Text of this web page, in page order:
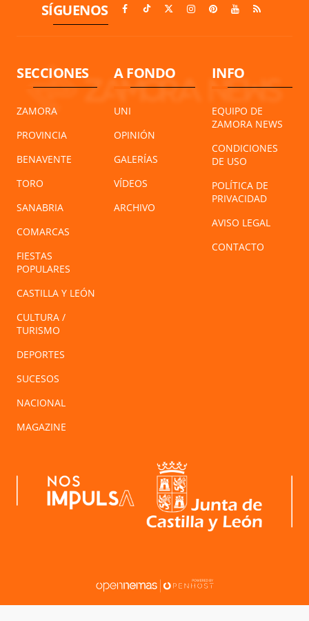
SÍGUENOS
SECCIONES
ZAMORA
PROVINCIA
BENAVENTE
TORO
SANABRIA
COMARCAS
FIESTAS
POPULARES
CASTILLA Y LEÓN
CULTURA /
TURISMO
DEPORTES
SUCESOS
NACIONAL
MAGAZINE
A FONDO
UNI
OPINIÓN
GALERÍAS
VÍDEOS
ARCHIVO
INFO
EQUIPO DE
ZAMORA NEWS
CONDICIONES
DE USO
POLÍTICA DE
PRIVACIDAD
AVISO LEGAL
CONTACTO